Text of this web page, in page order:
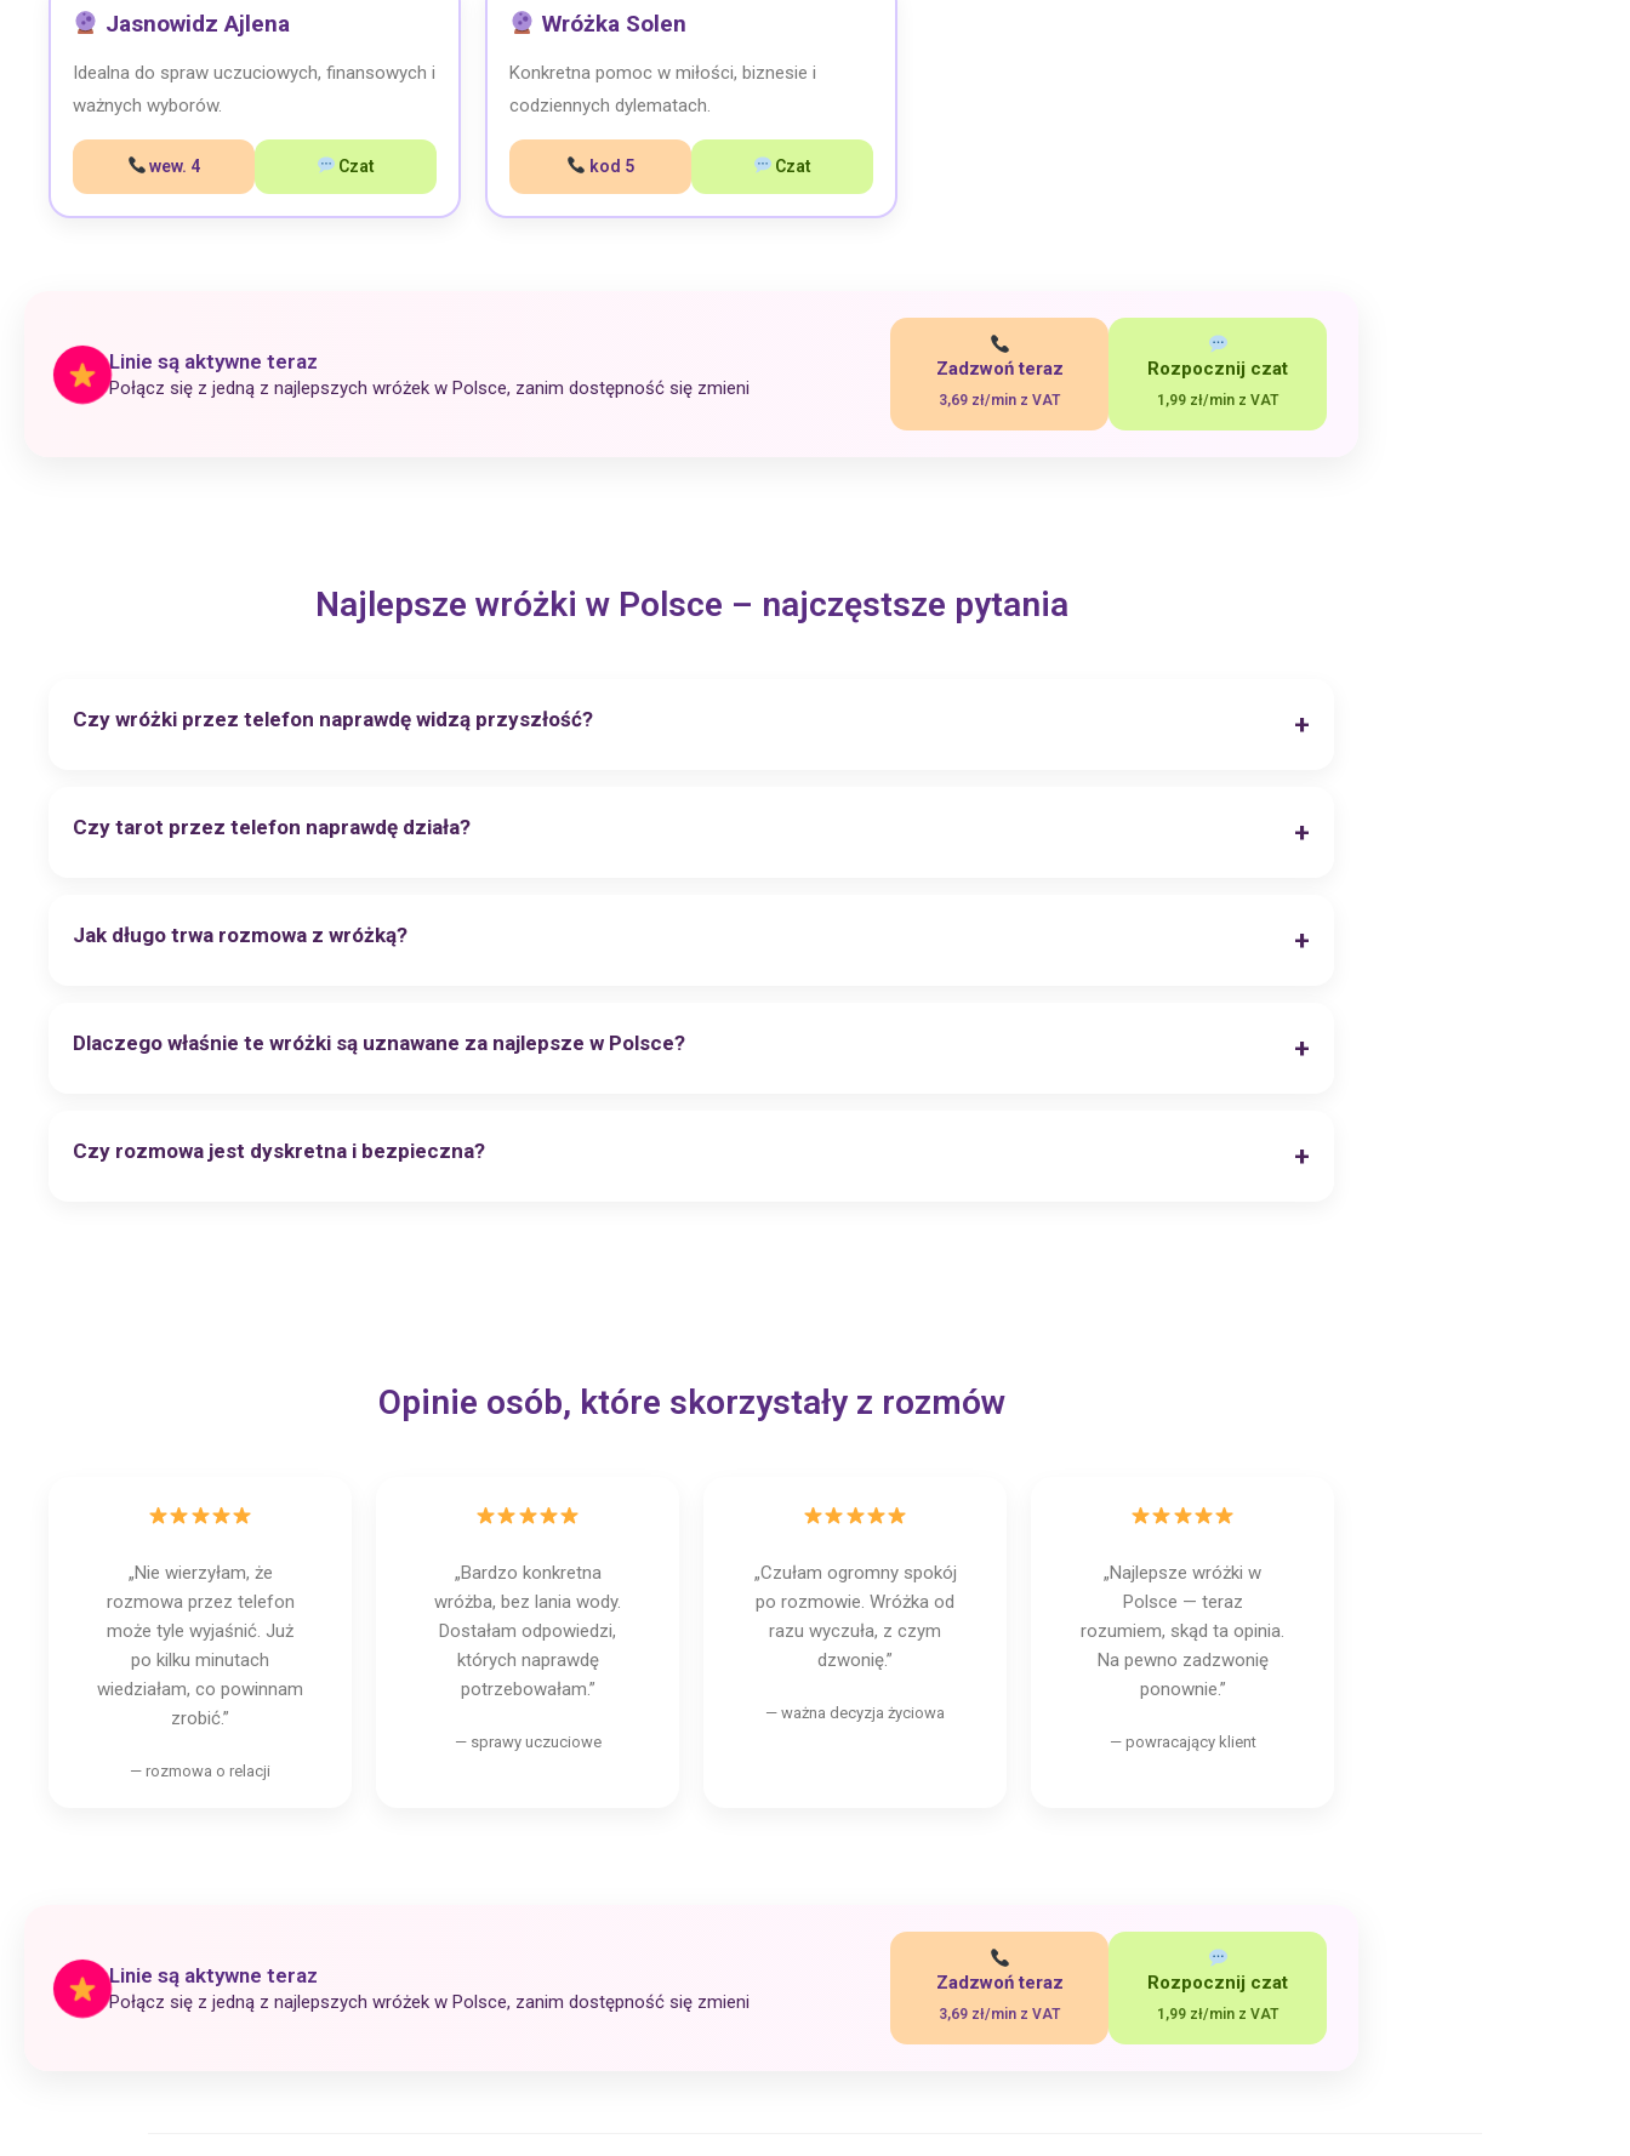
Jasnowidz Ajlena
Idealna do spraw uczuciowych, finansowych i
ważnych wyborów.
wew. 4 Czat
Wróżka Solen
Konkretna pomoc w miłości, biznesie i
codziennych dylematach.
kod 5 Czat
Linie są aktywne teraz
Połącz się z jedną z najlepszych wróżek w Polsce, zanim dostępność się zmieni
Zadzwoń teraz
3,69 zł/min z VAT
Rozpocznij czat
1,99 zł/min z VAT
Najlepsze wróżki w Polsce – najczęstsze pytania
Czy wróżki przez telefon naprawdę widzą przyszłość?
Czy tarot przez telefon naprawdę działa?
Jak długo trwa rozmowa z wróżką?
Dlaczego właśnie te wróżki są uznawane za najlepsze w Polsce?
Czy rozmowa jest dyskretna i bezpieczna?
Opinie osób, które skorzystały z rozmów
„Nie wierzyłam, że
rozmowa przez telefon
może tyle wyjaśnić. Już
po kilku minutach
wiedziałam, co powinnam
zrobić.”
— rozmowa o relacji
„Bardzo konkretna
wróżba, bez lania wody.
Dostałam odpowiedzi,
których naprawdę
potrzebowałam.”
— sprawy uczuciowe
„Czułam ogromny spokój
po rozmowie. Wróżka od
razu wyczuła, z czym
dzwonię.”
— ważna decyzja życiowa
„Najlepsze wróżki w
Polsce — teraz
rozumiem, skąd ta opinia.
Na pewno zadzwonię
ponownie.”
— powracający klient
Linie są aktywne teraz
Połącz się z jedną z najlepszych wróżek w Polsce, zanim dostępność się zmieni
Zadzwoń teraz
3,69 zł/min z VAT
Rozpocznij czat
1,99 zł/min z VAT